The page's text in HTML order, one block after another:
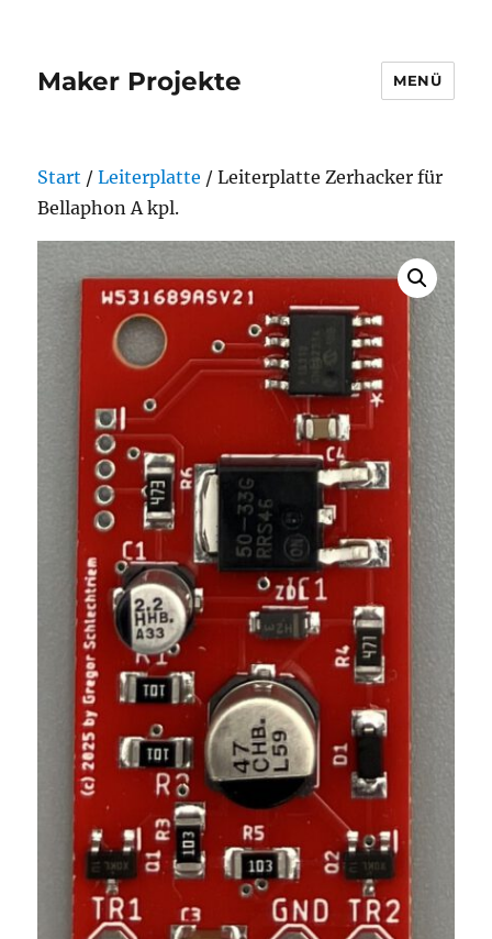
Maker Projekte MENÜ
Start /Leiterplatte / Leiterplatte Zerhacker für
Bellaphon A kpl.